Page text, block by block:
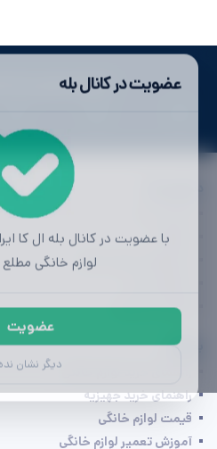
عضویت در کانال بله
با عضویت در کانال بله ال کا
لوازم خانگی
عضویت
دیگر نشان نده
ال کا ایران | اولین رسانه
تبلیغات
محصولات لوازم خانگی
آگهی (به زودی)
بخوانید
راهنمای خرید جهیزیه
قیمت لوازم خانگی
آموزش تعمیر لوازم خانگی